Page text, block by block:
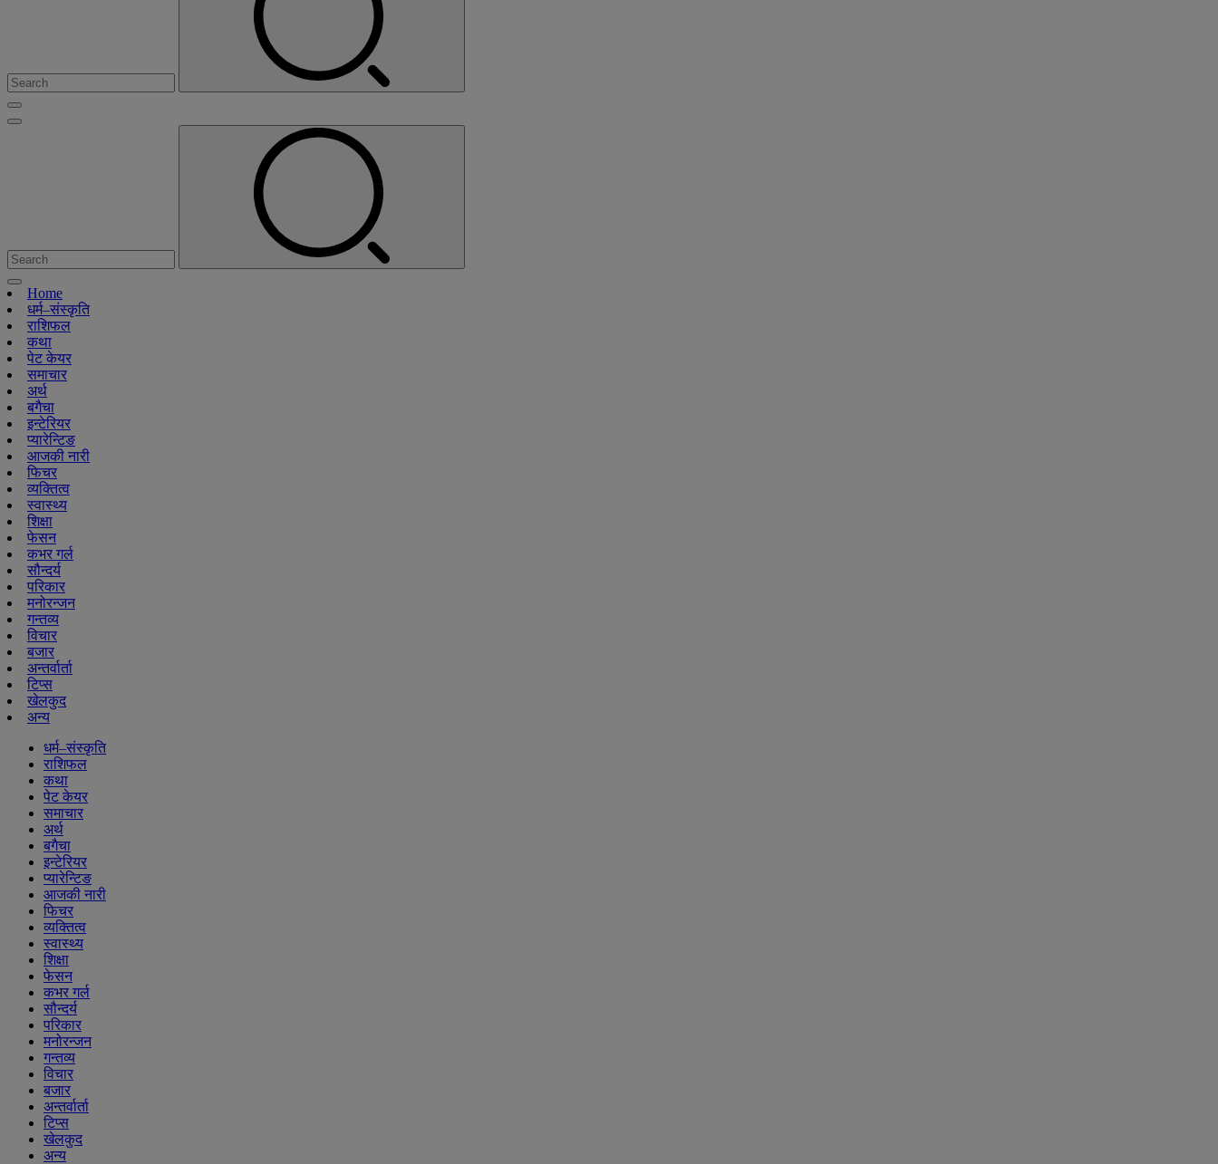
Home
धर्म–संस्कृति
राशिफल
कथा
पेट केयर
समाचार
अर्थ
बगैचा
इन्टेरियर
प्यारेन्टिङ
आजकी नारी
फिचर
व्यक्तित्व
स्वास्थ्य
शिक्षा
फेसन
कभर गर्ल
सौन्दर्य
परिकार
मनोरन्जन
गन्तव्य
विचार
बजार
अन्तर्वार्ता
टिप्स
खेलकुद
अन्य
धर्म–संस्कृति
राशिफल
कथा
पेट केयर
समाचार
अर्थ
बगैचा
इन्टेरियर
प्यारेन्टिङ
आजकी नारी
फिचर
व्यक्तित्व
स्वास्थ्य
शिक्षा
फेसन
कभर गर्ल
सौन्दर्य
परिकार
मनोरन्जन
गन्तव्य
विचार
बजार
अन्तर्वार्ता
टिप्स
खेलकुद
अन्य